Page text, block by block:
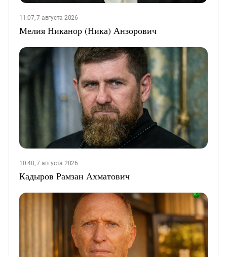
11:07, 7 августа 2026
Мелия Никанор (Ника) Анзорович
10:40, 7 августа 2026
Кадыров Рамзан Ахматович